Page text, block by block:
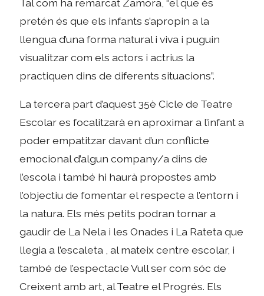
Tal com ha remarcat Zamora, “el que és
pretén és que els infants s’apropin a la
llengua d’una forma natural i viva i puguin
visualitzar com els actors i actrius la
practiquen dins de diferents situacions”.
La tercera part d’aquest 35è Cicle de Teatre
Escolar es focalitzarà en aproximar a l’infant a
poder empatitzar davant d’un conflicte
emocional d’algun company/a dins de
l’escola i també hi haurà propostes amb
l’objectiu de fomentar el respecte a l’entorn i
la natura. Els més petits podran tornar a
gaudir de La Nela i les Onades i La Rateta que
llegia a l’escaleta , al mateix centre escolar, i
també de l’espectacle Vull ser com sóc de
Creixent amb art, al Teatre el Progrés. Els